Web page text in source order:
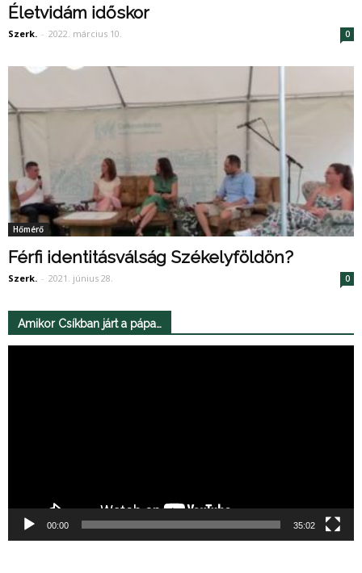
Életvidám időskor
Szerk. - 2022. március 10. 0
Hőmérő
Férfi identitásválság Székelyföldön?
Szerk. - 2021. június 28. 0
Amikor Csíkban járt a pápa…
00:00 35:02